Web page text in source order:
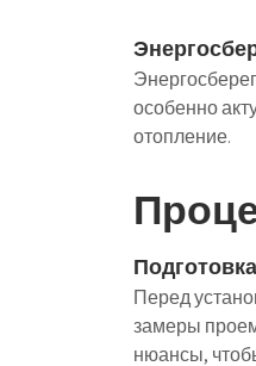
особенно
отопление.
Подготовка
Перед
замеры
нюансы,